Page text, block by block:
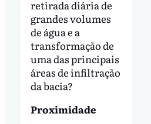
retirada diária de
grandes volumes
de água e a
transformação de
uma das principais
áreas de infiltração
da bacia?
Proximidade